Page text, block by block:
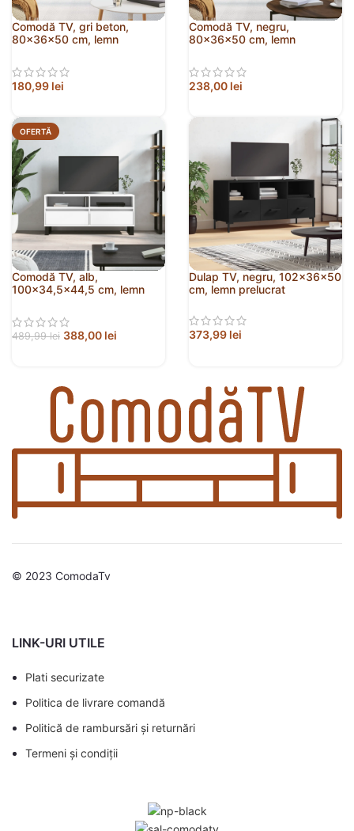
Comodă TV, gri beton,
80x36x50 cm, lemn
180,99 lei
Comodă TV, negru,
80x36x50 cm, lemn
238,00 lei
OFERTĂ
Comodă TV, alb,
100×34,5×44,5 cm, lemn
489,99lei 388,00 lei
Dulap TV, negru, 102x36x50
cm, lemn prelucrat
373,99 lei
© 2023 ComodaTv
LINK-URI UTILE
Plati securizate
Politica de livrare comandă
Politică de rambursări și returnări
Termeni și condiții